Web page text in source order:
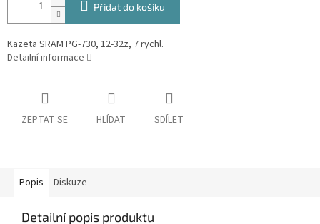
Přidat do košíku
Kazeta SRAM PG-730, 12-32z, 7 rychl.
Detailní informace
ZEPTAT SE HLÍDAT SDÍLET
Popis Diskuze
Detailní popis produktu